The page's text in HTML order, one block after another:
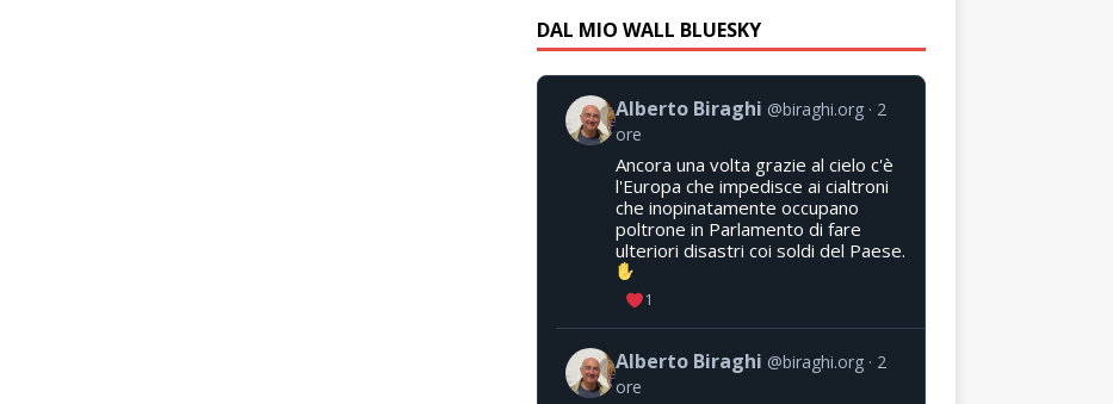
DAL MIO WALL BLUESKY
Alberto Biraghi @biraghi.org
2
ore
Ancora una volta grazie al cielo c'è
l'Europa che impedisce ai cialtroni
che inopinatamente occupano
poltrone in Parlamento di fare
ulteriori disastri coi soldi del Paese.
1
Alberto Biraghi @biraghi.org
2
ore